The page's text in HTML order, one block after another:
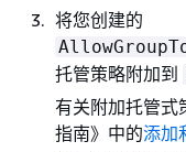
将您创建的
托管策略附加到
有关附加托管式
指南》中的添加